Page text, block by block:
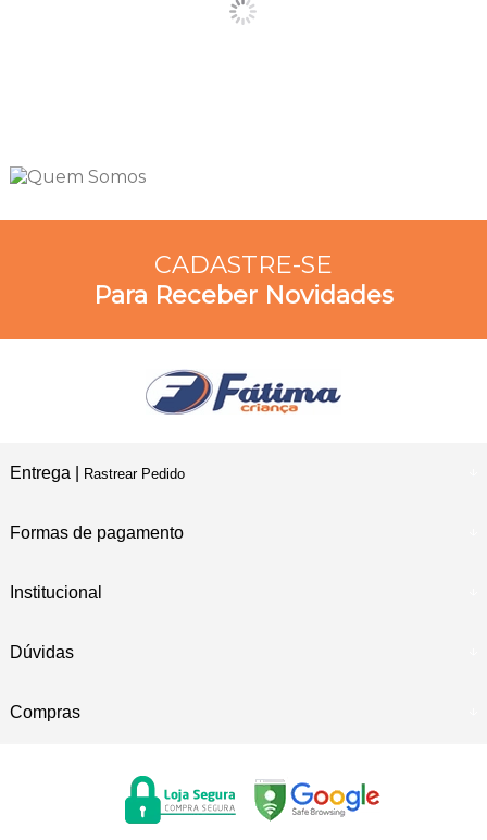
CADASTRE-SE
Para Receber Novidades
Entrega | Rastrear Pedido
Formas de pagamento
Institucional
Dúvidas
Compras